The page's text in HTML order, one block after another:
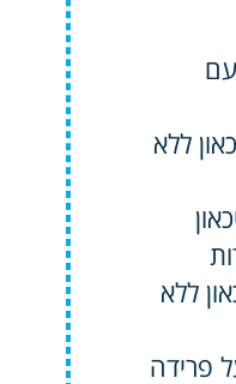
ללא
ללא
פרידה